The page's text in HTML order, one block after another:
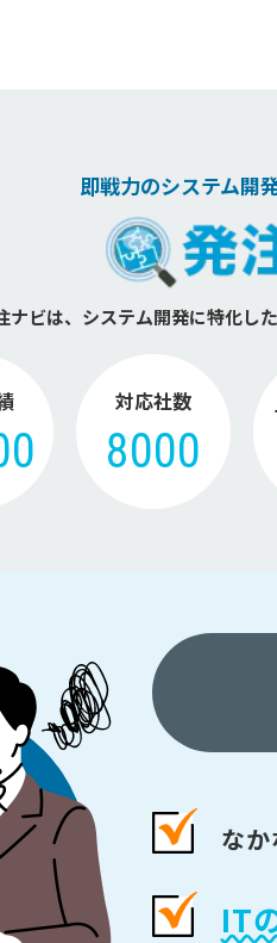
即戦力のシステム開
ナビは、システム開発に特化した
対応社数
8000
な
IT